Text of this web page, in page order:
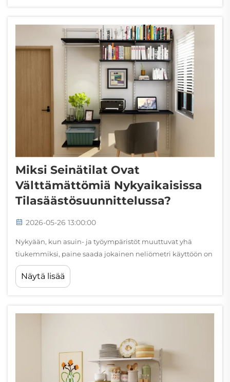
Miksi Seinätilat Ovat
Välttämättömiä Nykyaikaisissa
Tilasäästösuunnittelussa?
2026-05-26 13:00:00
Nykyään, kun asuin- ja työympäristöt muuttuvat yhä
tiukemmiksi, paine saada jokainen neliömetri käyttöön on
suurempi kuin koskaan aiemmin. Olipa kyseessä
kaupunkiasunto, kotitoimisto, vähittäiskaupan näyttösali
Näytä lisää